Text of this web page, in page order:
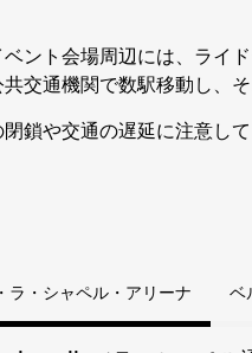
ント会場周辺には、ライ
共交通機関で数駅移動し、
閉鎖や交通の遅延に注意し
ラ・シャペル・アリーナ ベ